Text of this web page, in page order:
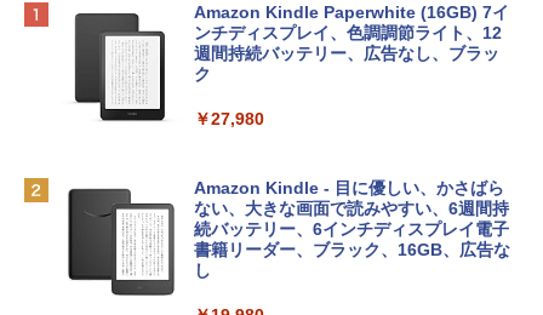
Apple 2026 MacBook Neo A18 Proチッ
プ搭載13インチノートブック：AIとAppl
e Intelligenceのために設計、Liquid Ret
inaディスプレイ、8GBユニファイドメモ
eTime HDカメラ、Touch ID - インディ
￥137,800
tomtoc 360°保護 15.6 16インチ パソコ
ンケース Dell NEC Lavie ASUS HP dyna
Robloxギフトカード - 800 Robux 【限
定バーチャルアイテムを含む】 【オンラ
インゲームコード】 ロブロックス | オン
ラインコード版
￥1,300
Microsoft Office Home & Business 202
4(最新 永続版)|オンラインコード版|Wind
ows11、10/mac対応|PC2台
￥39,582
生成AIパスポート公式テキスト 第４版
￥1,766
出す プロンプトの言葉 AI画像生成シリー
ズ (はぴーイラストLabo)
￥480
Amazon Kindle Paperwhite (16GB) 7イ
ンチディスプレイ、色調調節ライト、12
週間持続バッテリー、広告なし、ブラッ
ク
￥27,980
Amazon Kindle - 目に優しい、かさばら
ない、大きな画面で読みやすい、6週間持
続バッテリー、6インチディスプレイ電子
書籍リーダー、ブラック、16GB、広告な
し